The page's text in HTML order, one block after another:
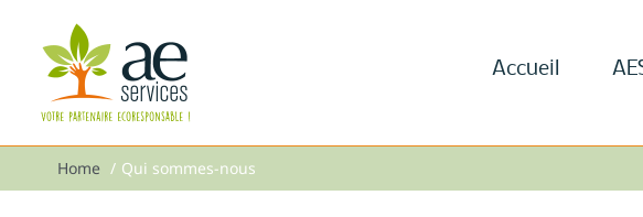
contenu
Accueil
Home Qui sommes-nous